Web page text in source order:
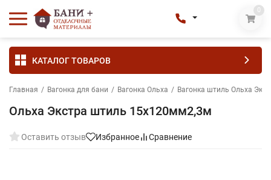
0
КАТАЛОГ ТОВАРОВ
Главная / Вагонка для бани / Вагонка Ольха / Вагонка штиль Ольха
Ольха Экстра штиль 15х120мм2,3м
Оставить отзыв Избранное Сравнение